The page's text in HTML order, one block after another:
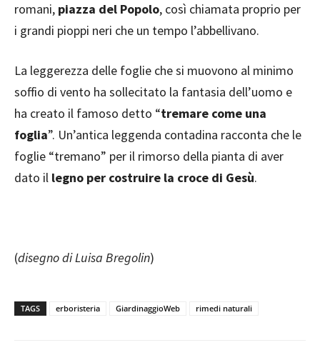
romani, piazza del Popolo, così chiamata proprio per
i grandi pioppi neri che un tempo l’abbellivano.
La leggerezza delle foglie che si muovono al minimo
soffio di vento ha sollecitato la fantasia dell’uomo e
ha creato il famoso detto “tremare come una
foglia”. Un’antica leggenda contadina racconta che le
foglie “tremano” per il rimorso della pianta di aver
dato il legno per costruire la croce di Gesù.
(disegno di Luisa Bregolin)
TAGS erboristeria GiardinaggioWeb rimedi naturali